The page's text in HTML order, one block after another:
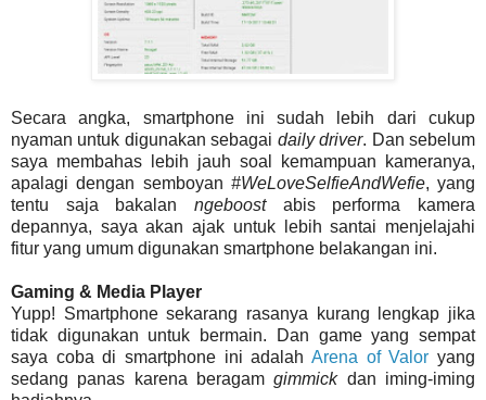
Secara angka, smartphone ini sudah lebih dari cukup
nyaman untuk digunakan sebagai daily driver. Dan sebelum
saya membahas lebih jauh soal kemampuan kameranya,
apalagi dengan semboyan #WeLoveSelfieAndWefie, yang
tentu saja bakalan ngeboost abis performa kamera
depannya, saya akan ajak untuk lebih santai menjelajahi
fitur yang umum digunakan smartphone belakangan ini.
Gaming & Media Player
Yupp! Smartphone sekarang rasanya kurang lengkap jika
tidak digunakan untuk bermain. Dan game yang sempat
saya coba di smartphone ini adalah Arena of Valor yang
sedang panas karena beragamgimmick dan iming-iming